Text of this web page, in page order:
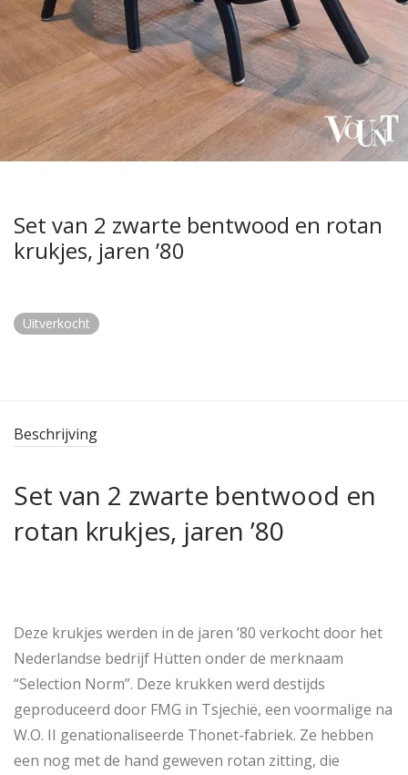
Set van 2 zwarte bentwood en rotan
krukjes, jaren ’80
Uitverkocht
Beschrijving
Set van 2 zwarte bentwood en
rotan krukjes, jaren ’80
Deze krukjes werden in de jaren ’80 verkocht door het
Nederlandse bedrijf Hütten onder de merknaam
“Selection Norm”. Deze krukken werd destijds
geproduceerd door FMG in Tsjechië, een voormalige na
W.O. II genationaliseerde Thonet-fabriek. Ze hebben
een nog met de hand geweven rotan zitting, die